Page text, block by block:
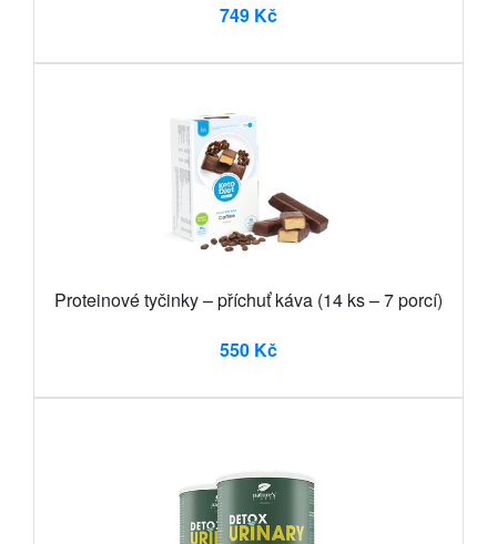
749 Kč
Proteinové tyčinky – příchuť káva (14 ks – 7 porcí)
550 Kč